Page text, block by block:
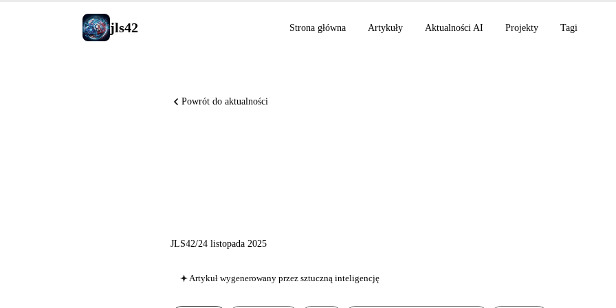
jls42 Strona główna Artykuły Aktualności AI Projekty Tagi
Powrót do aktualności
JLS42/24 listopada 2025
Artykuł wygenerowany przez sztuczną inteligencję